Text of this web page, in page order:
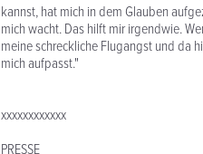
kannst, hat mich in dem Glauben
mich wacht. Das hilft mir irgendwie.
meine schreckliche Flugangst und da
mich aufpasst."
xxxxxxxxxxxx
PRESSE